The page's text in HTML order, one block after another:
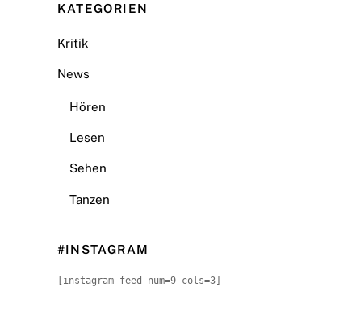
KATEGORIEN
Kritik
News
Hören
Lesen
Sehen
Tanzen
#INSTAGRAM
[instagram-feed num=9 cols=3]